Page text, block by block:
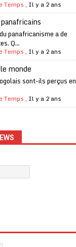
Temps , Il y a 2 ans
panafricanisme a de
Q...
Temps , Il y a 2 ans
monde
sont-ils perçus en
Temps , Il y a 2 ans